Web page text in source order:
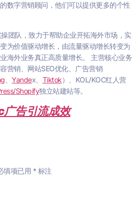
数字营销顾问，他们可以提供更多的个性
团队，致力于帮助企业开拓海外市场，实
为价值驱动增长，由流量驱动增长转变为
海外业务真正高质量增长。 主营核心业务
营销、网站SEO优化、广告营销
Yandex、 Tiktok）、KOL/KOC红人营
Shopify独立站建站等。
广告引流成效
填项已用 * 标注